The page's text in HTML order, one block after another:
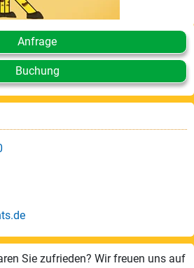
Anfrage
Buchung
Sie zufrieden? Wir freuen uns auf